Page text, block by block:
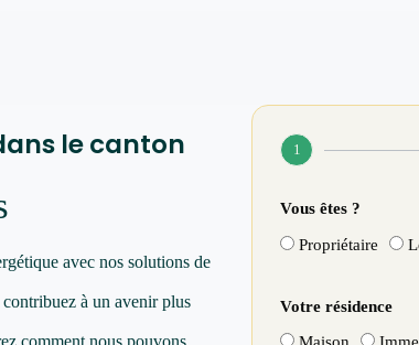
le canton
avec nos solutions de
contribuez à un avenir plus
comment nous pouvons
1
Vous êtes ?
Propriétaire
Votre résidence